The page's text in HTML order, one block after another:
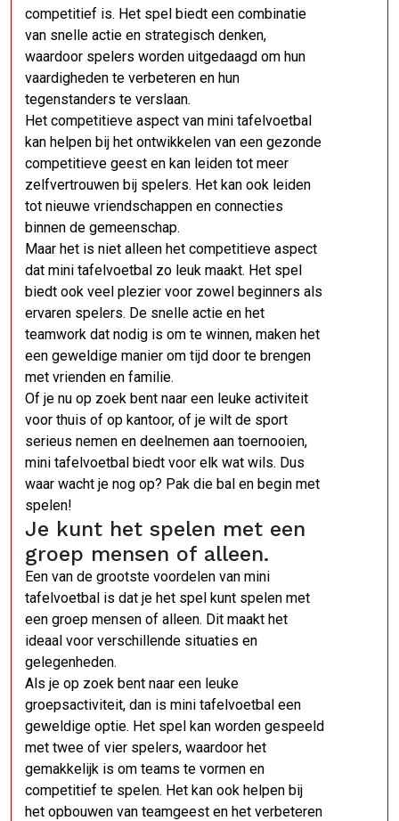
competitief is. Het spel biedt een combinatie
van snelle actie en strategisch denken,
waardoor spelers worden uitgedaagd om hun
vaardigheden te verbeteren en hun
tegenstanders te verslaan.
Het competitieve aspect van mini tafelvoetbal
kan helpen bij het ontwikkelen van een gezonde
competitieve geest en kan leiden tot meer
zelfvertrouwen bij spelers. Het kan ook leiden
tot nieuwe vriendschappen en connecties
binnen de gemeenschap.
Maar het is niet alleen het competitieve aspect
dat mini tafelvoetbal zo leuk maakt. Het spel
biedt ook veel plezier voor zowel beginners als
ervaren spelers. De snelle actie en het
teamwork dat nodig is om te winnen, maken het
een geweldige manier om tijd door te brengen
met vrienden en familie.
Of je nu op zoek bent naar een leuke activiteit
voor thuis of op kantoor, of je wilt de sport
serieus nemen en deelnemen aan toernooien,
mini tafelvoetbal biedt voor elk wat wils. Dus
waar wacht je nog op? Pak die bal en begin met
spelen!
Je kunt het spelen met een
groep mensen of alleen.
Een van de grootste voordelen van mini
tafelvoetbal is dat je het spel kunt spelen met
een groep mensen of alleen. Dit maakt het
ideaal voor verschillende situaties en
gelegenheden.
Als je op zoek bent naar een leuke
groepsactiviteit, dan is mini tafelvoetbal een
geweldige optie. Het spel kan worden gespeeld
met twee of vier spelers, waardoor het
gemakkelijk is om teams te vormen en
competitief te spelen. Het kan ook helpen bij
het opbouwen van teamgeest en het verbeteren